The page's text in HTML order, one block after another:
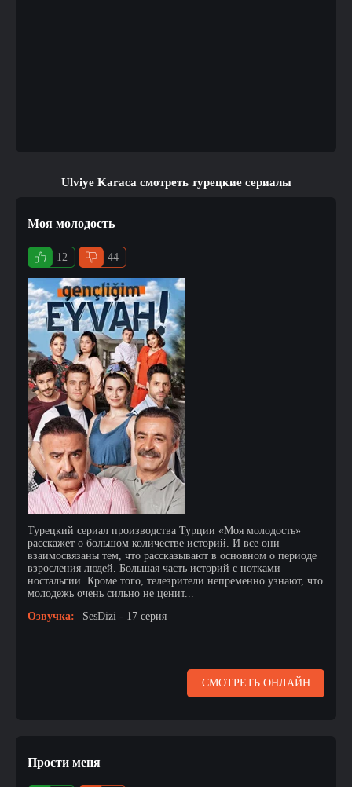
Ulviye Karaca смотреть турецкие сериалы
Моя молодость
12 44
Турецкий сериал производства Турции «Моя молодость»
расскажет о большом количестве историй. И все они
взаимосвязаны тем, что рассказывают в основном о периоде
взросления людей. Большая часть историй с нотками
ностальгии. Кроме того, телезрители непременно узнают, что
молодежь очень сильно не ценит...
Озвучка:
SesDizi - 17 серия
СМОТРЕТЬ ОНЛАЙН
Прости меня